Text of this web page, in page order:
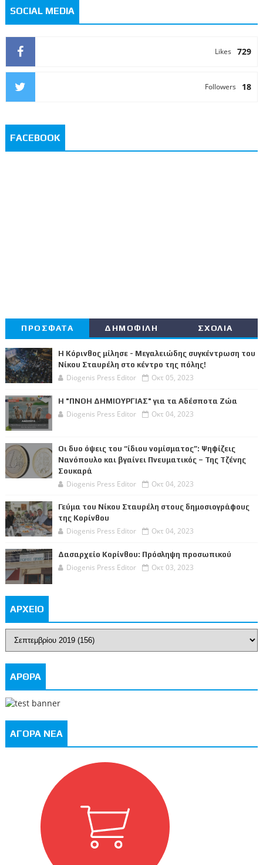
SOCIAL MEDIA
729
Likes
18
Followers
FACEBOOK
ΠΡΟΣΦΑΤΑ ΔΗΜΟΦΙΛΗ ΣΧΟΛΙΑ
Η Κόρινθος μίλησε - Μεγαλειώδης συγκέντρωση του
Νίκου Σταυρέλη στο κέντρο της πόλης!
Diogenis Press Editor Οκτ 05, 2023
Η "ΠΝΟΗ ΔΗΜΙΟΥΡΓΙΑΣ" για τα Αδέσποτα Ζώα
Diogenis Press Editor Οκτ 04, 2023
Οι δυο όψεις του “ίδιου νομίσματος”: Ψηφίζεις
Νανόπουλο και βγαίνει Πνευματικός – Της Τζένης
Σουκαρά
Diogenis Press Editor Οκτ 04, 2023
Γεύμα του Νίκου Σταυρέλη στους δημοσιογράφους
της Κορίνθου
Diogenis Press Editor Οκτ 04, 2023
Δασαρχείο Κορίνθου: Πρόσληψη προσωπικού
Diogenis Press Editor Οκτ 03, 2023
ΑΡΧΕΙΟ
ΑΡΘΡΑ
ΑΓΟΡΑ ΝΕΑ